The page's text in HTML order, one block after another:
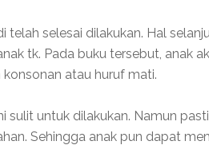
telah selesai dilakukan. Hal
tk. Pada buku tersebut, anak
atau huruf mati.
sulit untuk dilakukan. Namun
Sehingga anak pun dapat